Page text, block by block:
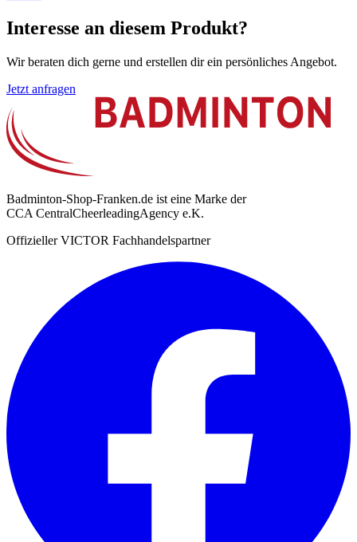
Interesse an diesem Produkt?
Wir beraten dich gerne und erstellen dir ein persönliches Angebot.
Jetzt anfragen
Badminton-Shop-Franken.de ist eine Marke der
CCA CentralCheerleadingAgency e.K.
Offizieller VICTOR Fachhandelspartner